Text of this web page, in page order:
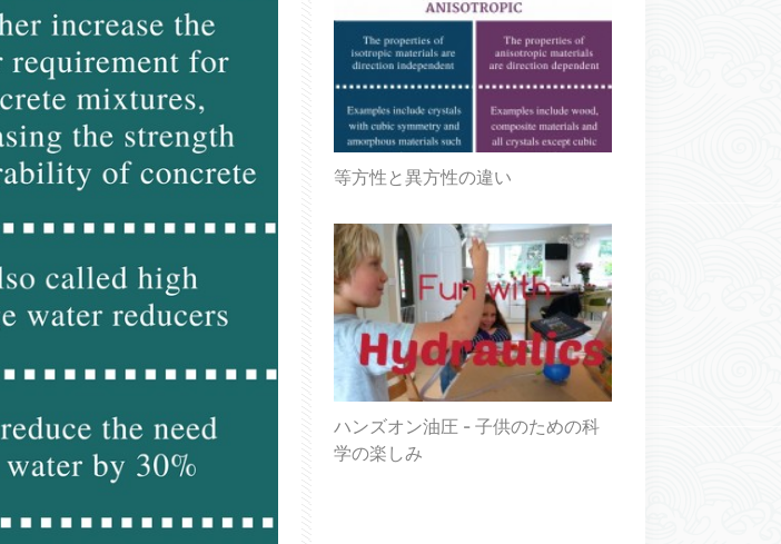
等方性と異方性の違い
ハンズオン油圧 - 子供のための科
学の楽しみ